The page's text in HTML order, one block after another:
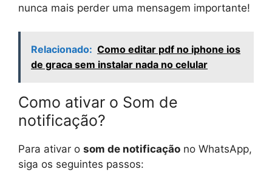
nunca mais perder uma mensagem importante!
Relacionado: Como editar pdf no iphone ios
de graca sem instalar nada no celular
Como ativar o Som de
notificação?
Para ativar o som de notificação no WhatsApp,
siga os seguintes passos: